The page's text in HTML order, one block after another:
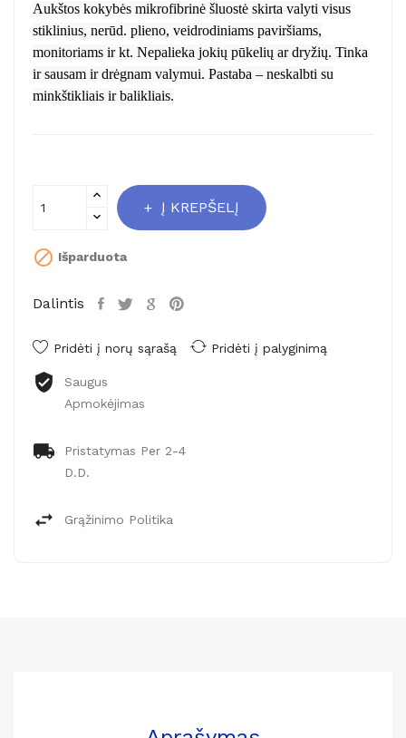
Aukštos kokybės mikrofibrinė šluostė skirta valyti visus
stiklinius, nerūd. plieno, veidrodiniams paviršiams,
monitoriams ir kt. Nepalieka jokių pūkelių ar dryžių. Tinka
ir sausam ir drėgnam valymui. Pastaba – neskalbti su
minkštikliais ir balikliais.
Į KREPŠELĮ
 Išparduota
Dalintis
Pridėti į norų sąrašą Pridėti į palyginimą
Saugus
Apmokėjimas
Pristatymas Per 2-4
D.d.
Grąžinimo Politika